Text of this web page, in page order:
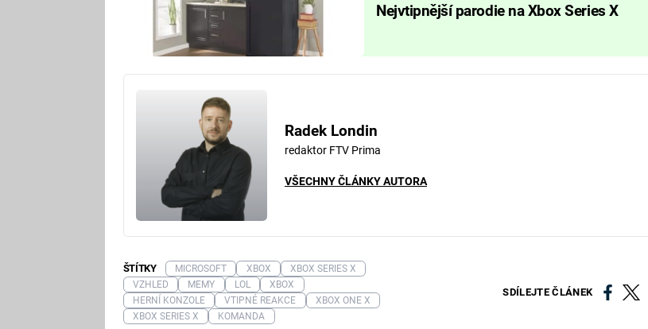
Nejvtipnější parodie na Xbox Series X
Radek Londin
redaktor FTV Prima
VŠECHNY ČLÁNKY AUTORA
SDÍLEJTE ČLÁNEK
ŠTÍTKY MICROSOFT XBOX
XBOX SERIES X
VZHLED
MEMY LOL
XBOX
HERNÍ KONZOLE
VTIPNÉ REAKCE
XBOX ONE X
XBOX SERIES X
KOMANDA